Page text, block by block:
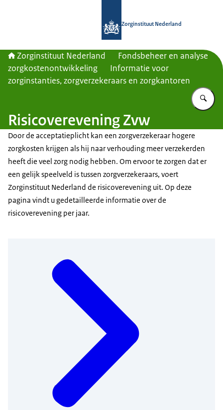
Zorginstituut Nederland
Zorginstituut Nederland
Fondsbeheer en analyse
zorgkostenontwikkeling
Informatie voor
zorginstanties, zorgverzekeraars en zorgkantoren
Risicoverevening Zvw
Door de acceptatieplicht kan een zorgverzekeraar hogere
zorgkosten krijgen als hij naar verhouding meer verzekerden
heeft die veel zorg nodig hebben. Om ervoor te zorgen dat er
een gelijk speelveld is tussen zorgverzekeraars, voert
Zorginstituut Nederland de risicoverevening uit. Op deze
pagina vindt u gedetailleerde informatie over de
risicoverevening per jaar.